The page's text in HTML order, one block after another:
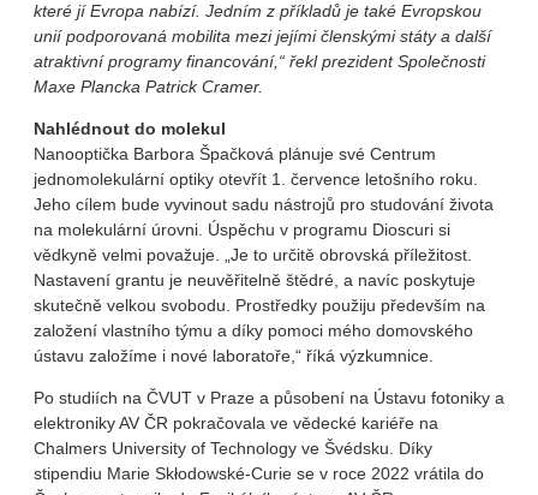
které jí Evropa nabízí. Jedním z příkladů je také Evropskou
unií podporovaná mobilita mezi jejími členskými státy a další
atraktivní programy financování,“ řekl prezident Společnosti
Maxe Plancka Patrick Cramer.
Nahlédnout do molekul
Nanooptička Barbora Špačková plánuje své Centrum
jednomolekulární optiky otevřít 1. července letošního roku.
Jeho cílem bude vyvinout sadu nástrojů pro studování života
na molekulární úrovni. Úspěchu v programu Dioscuri si
vědkyně velmi považuje. „Je to určitě obrovská příležitost.
Nastavení grantu je neuvěřitelně štědré, a navíc poskytuje
skutečně velkou svobodu. Prostředky použiju především na
založení vlastního týmu a díky pomoci mého domovského
ústavu založíme i nové laboratoře,“ říká výzkumnice.
Po studiích na ČVUT v Praze a působení na Ústavu fotoniky a
elektroniky AV ČR pokračovala ve vědecké kariéře na
Chalmers University of Technology ve Švédsku. Díky
stipendiu Marie Skłodowské-Curie se v roce 2022 vrátila do